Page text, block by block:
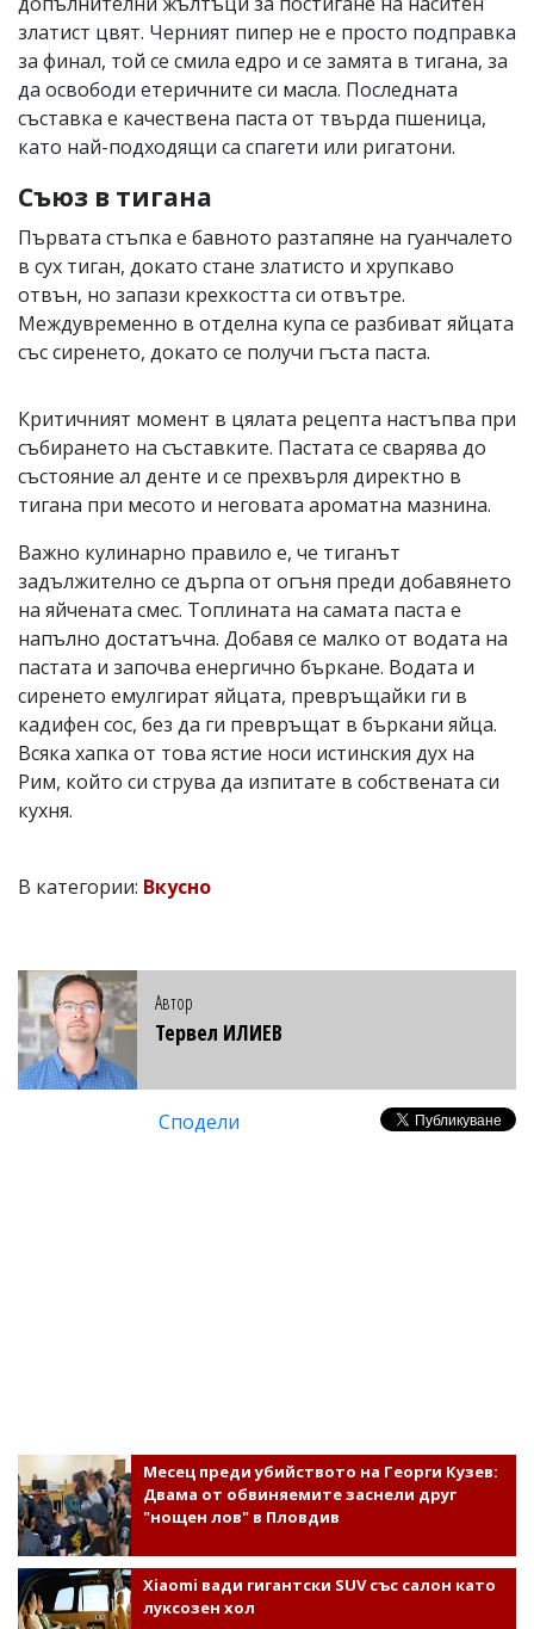
златист цвят. Черният пипер не е просто подправка
за финал, той се смила едро и се замята в тигана, за
да освободи етеричните си масла. Последната
съставка е качествена паста от твърда пшеница,
като най-подходящи са спагети или ригатони.
Съюз в тигана
Първата стъпка е бавното разтапяне на гуанчалето
в сух тиган, докато стане златисто и хрупкаво
отвън, но запази крехкостта си отвътре.
Междувременно в отделна купа се разбиват яйцата
със сиренето, докато се получи гъста паста.
Критичният момент в цялата рецепта настъпва при
събирането на съставките. Пастата се сварява до
състояние ал денте и се прехвърля директно в
тигана при месото и неговата ароматна мазнина.
Важно кулинарно правило е, че тиганът
задължително се дърпа от огъня преди добавянето
на яйчената смес. Топлината на самата паста е
напълно достатъчна. Добавя се малко от водата на
пастата и започва енергично бъркане. Водата и
сиренето емулгират яйцата, превръщайки ги в
кадифен сос, без да ги превръщат в бъркани яйца.
Всяка хапка от това ястие носи истинския дух на
Рим, който си струва да изпитате в собствената си
кухня.
В категории: Вкусно
Автор
Тервел ИЛИЕВ
Сподели
Месец преди убийството на Георги Кузев:
Двама от обвиняемите заснели друг
"нощен лов" в Пловдив
Xiaomi вади гигантски SUV със салон като
луксозен хол